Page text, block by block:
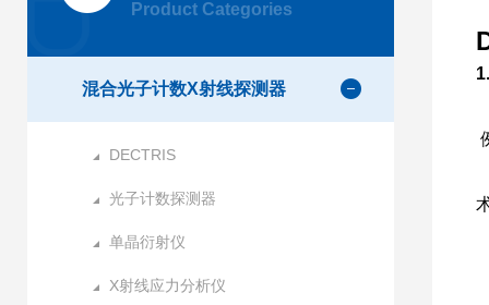
Product Categories
混合光子计数X射线探测器
DECTRIS
光子计数探测器
单晶衍射仪
X射线应力分析仪